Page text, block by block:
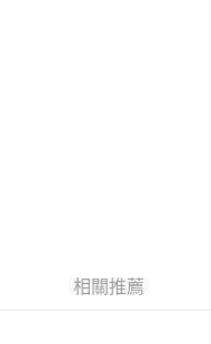
立即使用無須另外申請。
會自動跳轉到大哥付的交易
款截止日，確認付款後即完
支付方式。 讓您購物簡單
相關推薦